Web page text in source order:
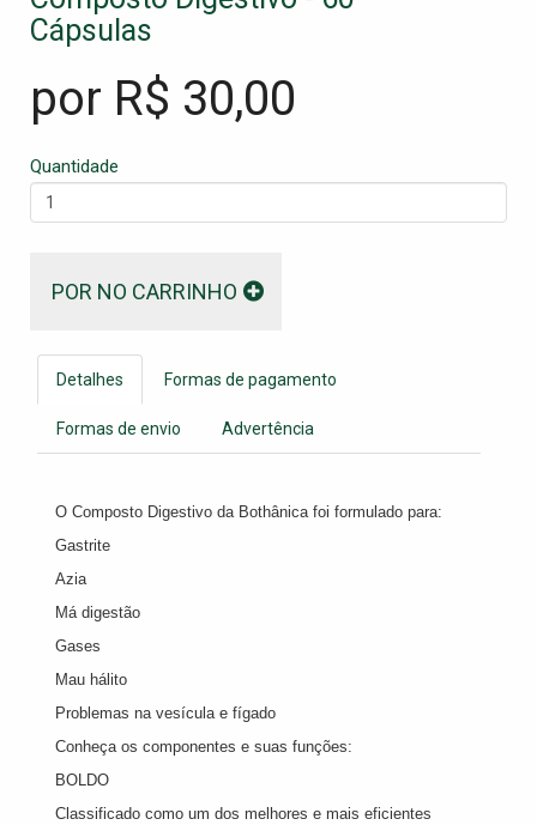
Cápsulas
por R$ 30,00
Quantidade
POR NO CARRINHO
Detalhes Formas de pagamento
Formas de envio Advertência
O Composto Digestivo da Bothânica foi formulado para:
Gastrite
Azia
Má digestão
Gases
Mau hálito
Problemas na vesícula e fígado
Conheça os componentes e suas funções:
BOLDO
Classificado como um dos melhores e mais eficientes